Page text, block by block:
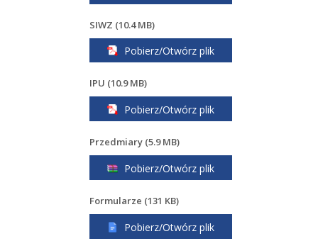
SIWZ (10.4 MB)
Pobierz/Otwórz plik
IPU (10.9 MB)
Pobierz/Otwórz plik
Przedmiary (5.9 MB)
Pobierz/Otwórz plik
Formularze (131 KB)
Pobierz/Otwórz plik